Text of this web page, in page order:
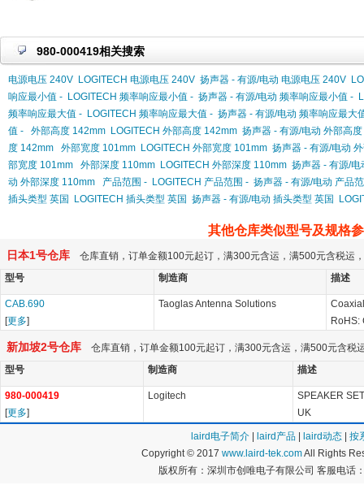
980-000419相关搜索
电源电压 240V LOGITECH 电源电压 240V 扬声器 - 有源/电动 电源电压 240V
响应最小值 - LOGITECH 频率响应最小值 - 扬声器 - 有源/电动 频率响应最小值 -
频率响应最大值 - LOGITECH 频率响应最大值 - 扬声器 - 有源/电动 频率响应最大
值 -
外部高度 142mm LOGITECH 外部高度 142mm 扬声器 - 有源/电动 外部高
度 142mm
外部宽度 101mm LOGITECH 外部宽度 101mm 扬声器 - 有源/电动
部宽度 101mm
外部深度 110mm LOGITECH 外部深度 110mm 扬声器 - 有源/
动 外部深度 110mm
产品范围 - LOGITECH 产品范围 - 扬声器 - 有源/电动 产品
插头类型 英国
LOGITECH 插头类型 英国 扬声器 - 有源/电动 插头类型 英国
其他仓库类似型号及规格
日本1号仓库 仓库直销，订单金额100元起订，满300元含运，满500元含税运
型号
制造商 描述
CAB.690
[更多]
Taoglas Antenna Solutions
RoHS:
新加坡2号仓库 仓库直销，订单金额100元起订，满300元含运，满500元含税
型号
制造商 描述
980-000419
[更多]
Logitech
SPEAKER
UK
laird电子简介 laird产品 laird动态
按
Copyright © 2017 www.laird-tek.comAll Rights
版权所有：深圳市创唯电子有限公司 客服电话